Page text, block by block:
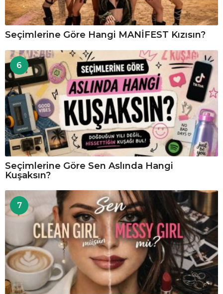
Seçimlerine Göre Hangi MANİFEST Kızısın?
6
Seçimlerine Göre Sen Aslında Hangi
Kuşaksın?
7